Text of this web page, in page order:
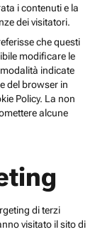
i contenuti e la
dei visitatori.
che questi
modificare le
indicate
del browser in
Policy. La non
alcune
di terzi
visitato il sito di